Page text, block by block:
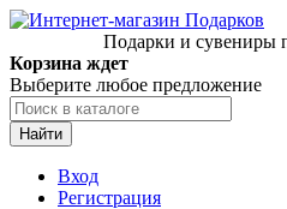
Подарки и сувениры
Корзина ждет
Выберите любое предложение
Найти
Вход
Регистрация